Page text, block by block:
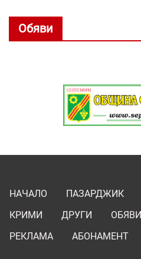
Обяви
НАЧАЛО ПАЗАРДЖИК
КРИМИ
ДРУГИ ОБЯВИ
РЕКЛАМА
АБОНАМЕНТ